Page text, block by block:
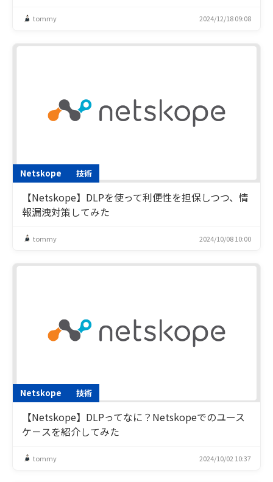
tommy 2024/12/18 09:08
Netskope 技術
【Netskope】DLPを使って利便性を担保しつつ、情
報漏洩対策してみた
tommy 2024/10/08 10:00
Netskope 技術
【Netskope】DLPってなに？Netskopeでのユース
ケ－スを紹介してみた
tommy 2024/10/02 10:37